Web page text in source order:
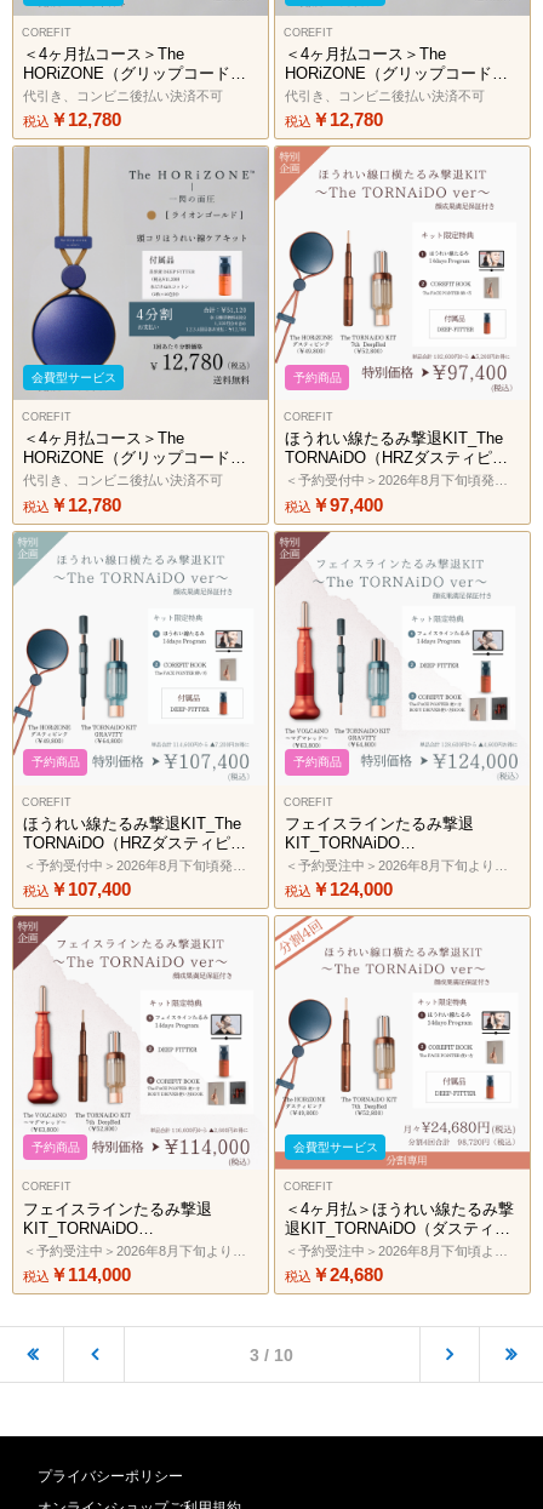
COREFIT
＜4ヶ月払コース＞The
HORiZONE（グリップコード：
ダスティピンク）2606
代引き、コンビニ後払い決済不可
税込 ￥12,780
COREFIT
＜4ヶ月払コース＞The
HORiZONE（グリップコード：
フラミンゴピンク）2606
代引き、コンビニ後払い決済不可
税込 ￥12,780
会費型サービス
COREFIT
＜4ヶ月払コース＞The
HORiZONE（グリップコード：
ライオンゴールド）2606
代引き、コンビニ後払い決済不可
税込 ￥12,780
予約商品
COREFIT
ほうれい線たるみ撃退KIT_The
TORNAiDO（HRZダスティピン
ク×ディープレッド）2606
＜予約受付中＞2026年8月下旬頃発送予定
税込 ￥97,400
予約商品
COREFIT
ほうれい線たるみ撃退KIT_The
TORNAiDO（HRZダスティピン
ク×リバティミント）2606
税込 ￥107,400
予約商品
COREFIT
フェイスラインたるみ撃退
KIT_TORNAiDO
KIT（VOLCAiNOレッド×ミン
ト）2606
税込 ￥124,000
予約商品
COREFIT
フェイスラインたるみ撃退
KIT_TORNAiDO
KIT（VOLCAiNOレッド×レッ
ド）2606
税込 ￥114,000
会費型サービス
COREFIT
＜4ヶ月払＞ほうれい線たるみ撃
退KIT_TORNAiDO（ダスティピ
ンク×ディープレッド）2606
税込 ￥24,680
3 / 10
プライバシーポリシー